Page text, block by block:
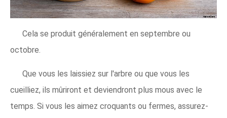
Cela se produit généralement en septembre ou
octobre.
Que vous les laissiez sur l'arbre ou que vous les
cueilliez, ils mûriront et deviendront plus mous avec le
temps. Si vous les aimez croquants ou fermes, assurez-